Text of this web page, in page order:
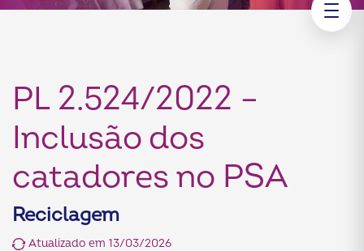
PL 2.524/2022 –
Inclusão dos
catadores no PSA
Reciclagem
Atualizado em 13/03/2026